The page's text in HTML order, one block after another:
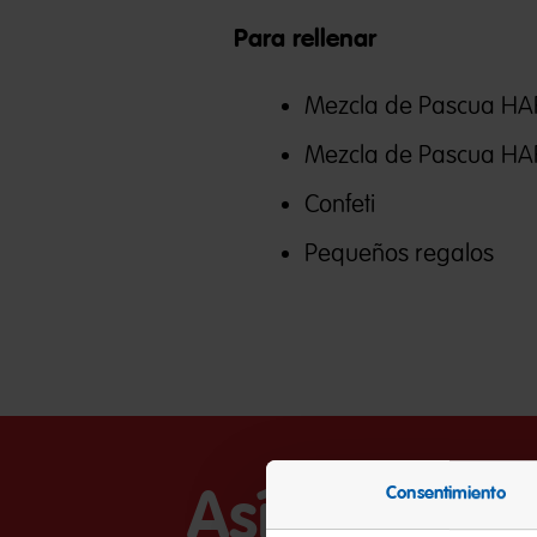
Consentimiento
Para rellenar
Mezcla de Pascua
Mezcla de Pascua
Confeti
Pequeños regalos
Así